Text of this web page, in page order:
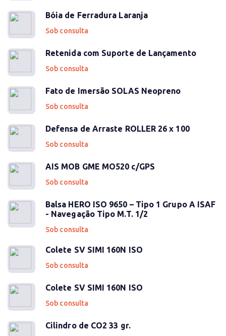
Bóia de Ferradura Laranja
Sob consulta
Retenida com Suporte de Lançamento
Sob consulta
Fato de Imersão SOLAS Neopreno
Sob consulta
Defensa de Arraste ROLLER 26 x 100
Sob consulta
AIS MOB GME MO520 c/GPS
Sob consulta
Balsa HERO ISO 9650 – Tipo 1 Grupo A ISAF
- Navegação Tipo M.T. 1/2
Sob consulta
Colete SV SIMI 160N ISO
Sob consulta
Colete SV SIMI 160N ISO
Sob consulta
Cilindro de CO2 33 gr.